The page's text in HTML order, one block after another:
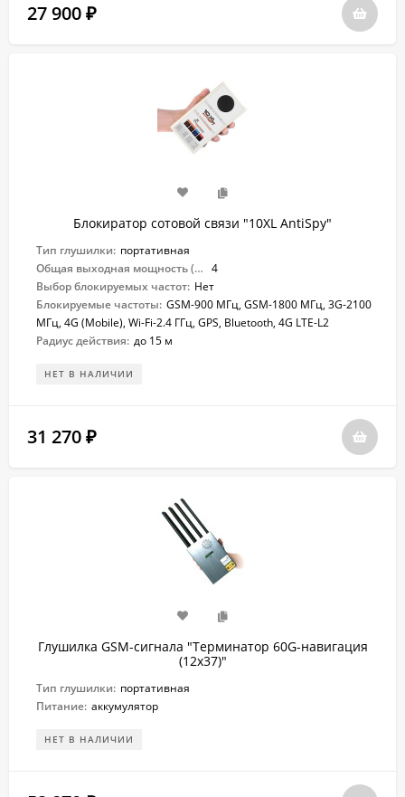
27 900 ₽
Блокиратор сотовой связи "10XL AntiSpy"
Тип глушилки: портативная
Общая выходная мощность (Вт): 4
Выбор блокируемых частот: Нет
Блокируемые частоты: GSM-900 МГц, GSM-1800 МГц, 3G-2100
МГц, 4G (Mobile), Wi-Fi-2.4 ГГц, GPS, Bluetooth, 4G LTE-L2
Радиус действия: до 15 м
НЕТ В НАЛИЧИИ
31 270 ₽
Глушилка GSM-сигнала "Терминатор 60G-навигация
(12х37)"
Тип глушилки: портативная
Питание: аккумулятор
НЕТ В НАЛИЧИИ